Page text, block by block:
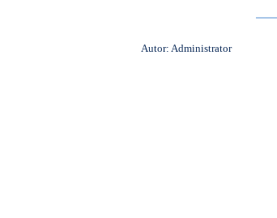
Autor: Administrator